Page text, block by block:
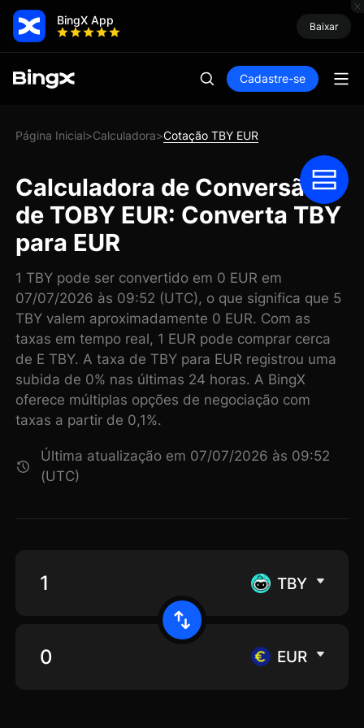
BingX App Baixar
Cadastre-se
Página Inicial>Calculadora>Cotação TBY EUR
Calculadora de Conversão
de TOBY EUR: Converta TBY
para EUR
1 TBY pode ser convertido em 0 EUR em
07/07/2026 às 09:52 (UTC), o que significa que 5
TBY valem aproximadamente 0 EUR. Com as
taxas em tempo real, 1 EUR pode comprar cerca
de E TBY. A taxa de TBY para EUR registrou uma
subida de 0% nas últimas 24 horas. A BingX
oferece múltiplas opções de negociação com
taxas a partir de 0,1%.
Última atualização em 07/07/2026 às 09:52
(UTC)
TBY
EUR